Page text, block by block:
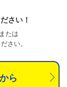
さい！
たは
さい。
ら